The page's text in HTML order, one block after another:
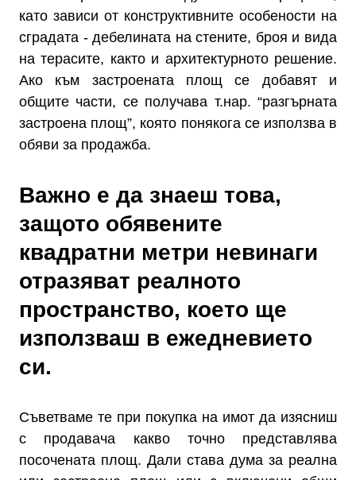
като зависи от конструктивните особености на
сградата - дебелината на стените, броя и вида
на терасите, както и архитектурното решение.
Ако към застроената площ се добавят и
общите части, се получава т.нар. “разгърната
застроена площ”, която понякога се използва в
обяви за продажба.
Важно е да знаеш това,
защото обявените
квадратни метри невинаги
отразяват реалното
пространство, което ще
използваш в ежедневието
си.
Съветваме те при покупка на имот да изясниш
с продавача какво точно представлява
посочената площ. Дали става дума за реална